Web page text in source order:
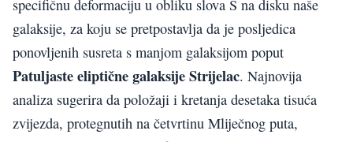
specifičnu deformaciju u obliku slova S na disku naše
galaksije, za koju se pretpostavlja da je posljedica
ponovljenih susreta s manjom galaksijom poput
Patuljaste eliptične galaksije Strijelac. Najnovija
analiza sugerira da položaji i kretanja desetaka tisuća
zvijezda, protegnutih na četvrtinu Mliječnog puta,